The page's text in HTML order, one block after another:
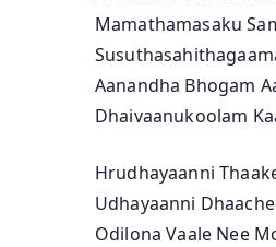
Mamathamasaku
Aanandha Bhogam
Dhaivaanukoolam
Hrudhayaanni
Udhayaanni
Odilona Vaale Nee